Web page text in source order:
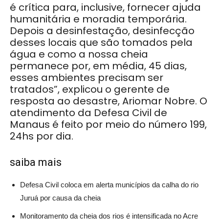
é crítica para, inclusive, fornecer ajuda
humanitária e moradia temporária.
Depois a desinfestação, desinfecção
desses locais que são tomados pela
água e como a nossa cheia
permanece por, em média, 45 dias,
esses ambientes precisam ser
tratados”, explicou o gerente de
resposta ao desastre, Ariomar Nobre. O
atendimento da Defesa Civil de
Manaus é feito por meio do número 199,
24hs por dia.
saiba mais
Defesa Civil coloca em alerta municípios da calha do rio
Juruá por causa da cheia
Monitoramento da cheia dos rios é intensificada no Acre